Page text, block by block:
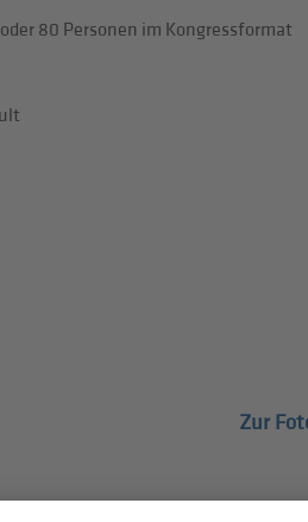
80 Personen im Kongressformat
Zur